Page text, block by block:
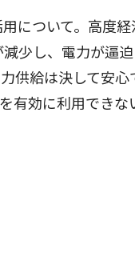
について。高度
少し、電力が逼
供給は決して安
有効に利用でき